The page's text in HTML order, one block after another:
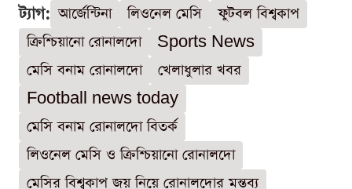
ট্যাগ: আর্জেন্টিনা লিওনেল মেসি
ফুটবল বিশ্বকাপ
ক্রিশ্চিয়ানো রোনালদো
Sports News
মেসি বনাম রোনালদো
খেলাধুলার খবর
Football news today
মেসি বনাম রোনালদো বিতর্ক
লিওনেল মেসি ও ক্রিশ্চিয়ানো রোনালদো
মেসির বিশ্বকাপ জয় নিয়ে রোনালদোর মন্তব্য